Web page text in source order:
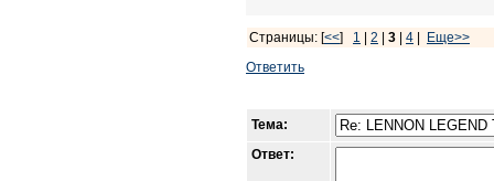
Страницы: [<<] 1 2 3 4
Еще>>
Ответить
Тема:
Ответ: